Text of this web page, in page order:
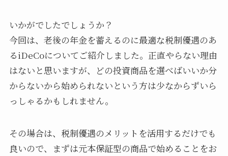
いかがでしたでしょうか？
今回は、老後の年金を蓄えるのに最適な税制優遇のあ
るiDeCoについてご紹介しました。正直やらない理由
はないと思いますが、どの投資商品を選べばいいか分
からないから始められないという方は少なからずいら
っしゃるかもしれません。
その場合は、税制優遇のメリットを活用するだけでも
良いので、まずは元本保証型の商品で始めることをお